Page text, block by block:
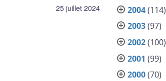
25 juillet 2024
2004(114)
2003(97)
2002(100)
2001 (99)
2000(70)